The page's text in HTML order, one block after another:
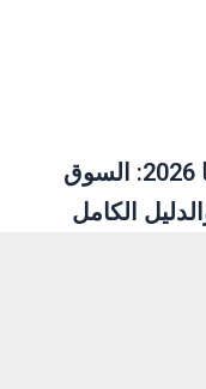
سعر BYD Seal U في أوروبا 2026: السوق